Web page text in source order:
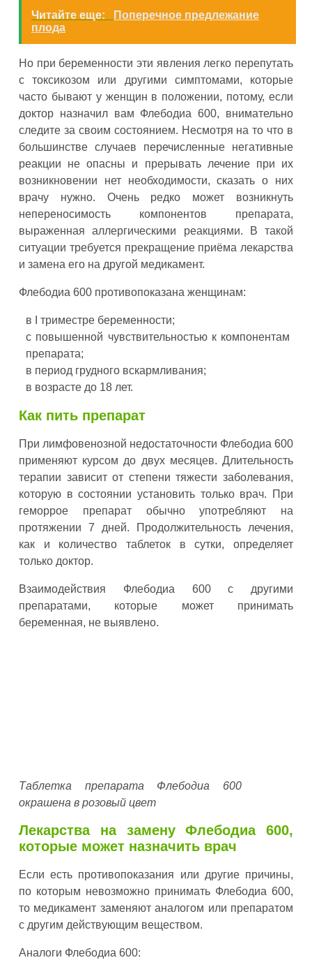
Читайте еще:
Поперечное предлежание
плода
Но при беременности эти явления легко перепутать
с токсикозом или другими симптомами, которые
часто бывают у женщин в положении, потому, если
доктор назначил вам Флебодиа 600, внимательно
следите за своим состоянием. Несмотря на то что в
большинстве случаев перечисленные негативные
реакции не опасны и прерывать лечение при их
возникновении нет необходимости, сказать о них
врачу нужно. Очень редко может возникнуть
непереносимость компонентов препарата,
выраженная аллергическими реакциями. В такой
ситуации требуется прекращение приёма лекарства
и замена его на другой медикамент.
Флебодиа 600 противопоказана женщинам:
в I триместре беременности;
с повышенной чувствительностью к компонентам
препарата;
в период грудного вскармливания;
в возрасте до 18 лет.
Как пить препарат
При лимфовенозной недостаточности Флебодиа 600
применяют курсом до двух месяцев. Длительность
терапии зависит от степени тяжести заболевания,
которую в состоянии установить только врач. При
геморрое препарат обычно употребляют на
протяжении 7 дней. Продолжительность лечения,
как и количество таблеток в сутки, определяет
только доктор.
Взаимодействия Флебодиа 600 с другими
препаратами, которые может принимать
беременная, не выявлено.
Таблетка препарата Флебодиа 600
окрашена в розовый цвет
Лекарства на замену Флебодиа 600,
которые может назначить врач
Если есть противопоказания или другие причины,
по которым невозможно принимать Флебодиа 600,
то медикамент заменяют аналогом или препаратом
с другим действующим веществом.
Аналоги Флебодиа 600: